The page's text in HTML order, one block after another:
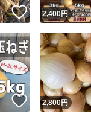
いいね！
2,400円
いいね！
2,800円